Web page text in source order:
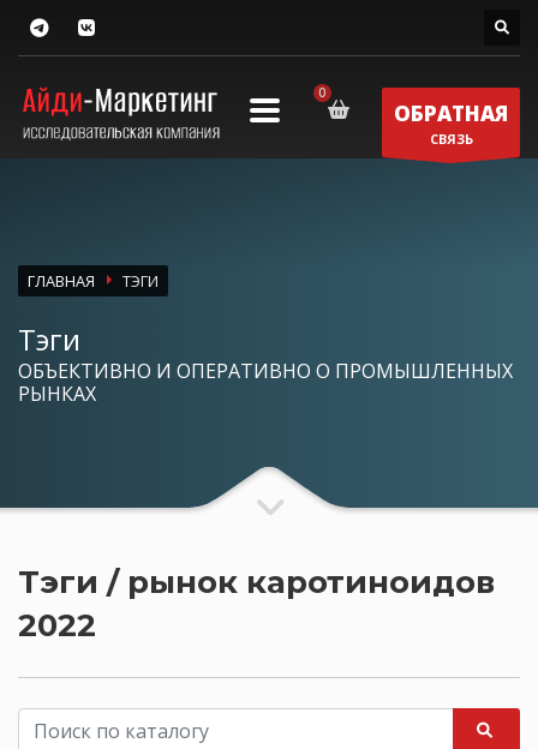
ОБРАТНАЯ
СВЯЗЬ
ГЛАВНАЯ ТЭГИ
Тэги
ОБЪЕКТИВНО И ОПЕРАТИВНО О ПРОМЫШЛЕННЫХ
РЫНКАХ
Тэги / рынок каротиноидов
2022